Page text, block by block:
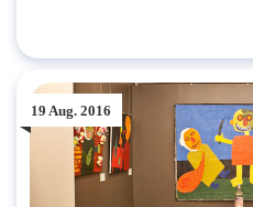
19 Aug. 2016